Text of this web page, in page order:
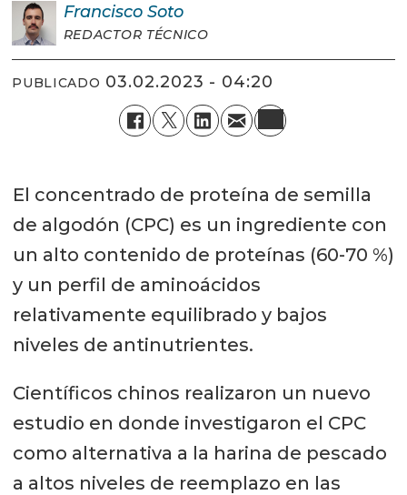
Francisco Soto
REDACTOR TÉCNICO
PUBLICADO 03.02.2023 - 04:20
El concentrado de proteína de semilla
de algodón (CPC) es un ingrediente con
un alto contenido de proteínas (60-70 %)
y un perfil de aminoácidos
relativamente equilibrado y bajos
niveles de antinutrientes.
Científicos chinos realizaron un nuevo
estudio en donde investigaron el CPC
como alternativa a la harina de pescado
a altos niveles de reemplazo en las